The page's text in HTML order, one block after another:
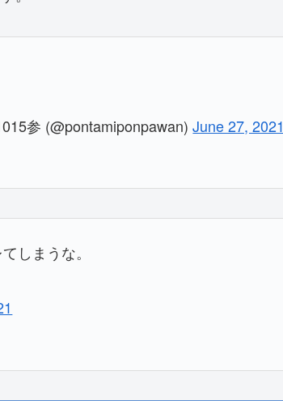
参 (@pontamiponpawan)June 27, 2021
しまうな。